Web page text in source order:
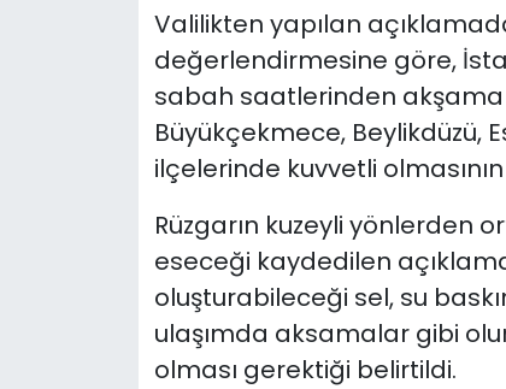
Valilikten yapılan
değerlendirmesine göre,
sabah saatlerinden akşama
Büyükçekmece, Beylikdüzü,
ilçelerinde kuvvetli
Rüzgarın kuzeyli yönlerden
eseceği kaydedilen
oluşturabileceği sel, su
ulaşımda aksamalar gibi
olması gerektiği belirtildi.